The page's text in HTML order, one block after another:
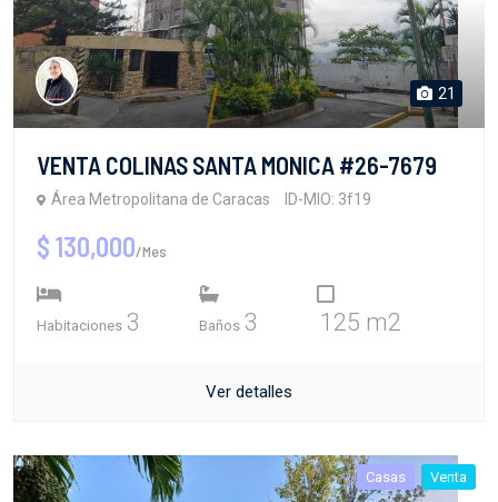
21
VENTA COLINAS SANTA MONICA #26-7679
Área Metropolitana de Caracas ID-MIO: 3f19
$ 130,000/Mes
Habitaciones 3 Baños 3 125 m2
Ver detalles
Casas Venta